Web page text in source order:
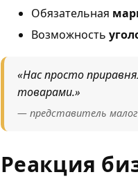
Обязательная
Возможность
«Нас просто
товарами.»
— представитель
Реакция